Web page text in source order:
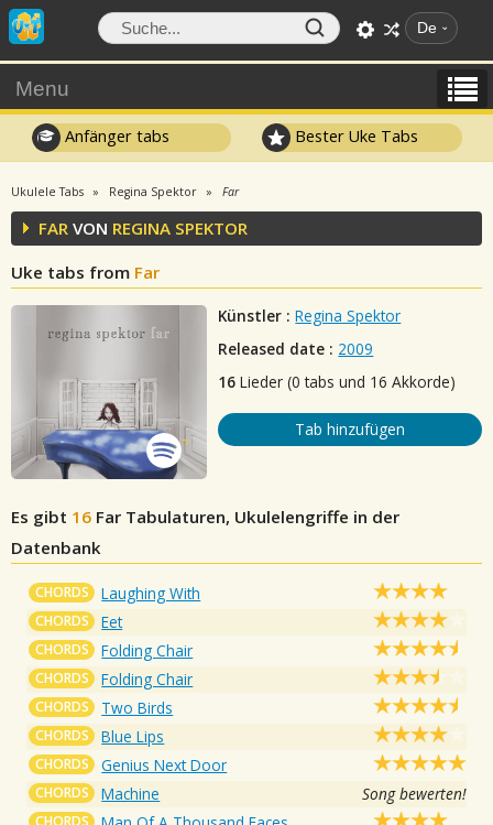
De
Menu
Anfänger tabs Bester Uke Tabs
Ukulele Tabs Regina Spektor Far
FAR VON REGINA SPEKTOR
Uke tabs from Far
Künstler : Regina Spektor
Released date : 2009
16 Lieder (0 tabs und 16 Akkorde)
Tab hinzufügen
Es gibt 16 Far Tabulaturen, Ukulelengriffe in der
Datenbank
CHORDS Laughing With
CHORDS Eet
CHORDS Folding Chair
CHORDS Folding Chair
CHORDS Two Birds
CHORDS Blue Lips
CHORDS Genius Next Door
CHORDS Machine Song bewerten!